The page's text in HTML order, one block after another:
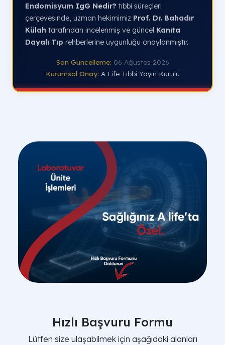
Endomisyum IgG Nedir? tıbbi süreçleri
çerçevesinde, uzman hekimimiz Prof. Dr. Bahadır
Külah tarafından incelenmiş ve güncel Kanıta
Dayalı Tıp rehberlerine uygunluğu onaylanmıştır.
Son Güncelleme: 06 Ağustos 2026
Kurumsal Onay: A Life Tıbbi Yayın Kurulu
Hızlı Başvuru Formu
Lütfen size ulaşabilmek için aşağıdaki alanları